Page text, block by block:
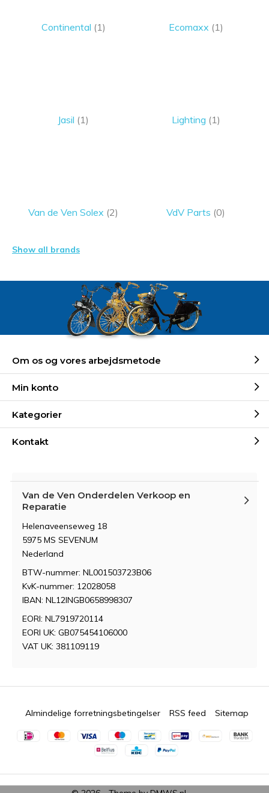
Continental (1) Ecomaxx (1)
Jasil (1) Lighting (1)
Van de Ven Solex (2) VdV Parts (0)
Show all brands
Om os og vores arbejdsmetode
Min konto
Kategorier
Kontakt
Van de Ven Onderdelen Verkoop en
Reparatie
Helenaveenseweg 18
5975 MS SEVENUM
Nederland
BTW-nummer: NL001503723B06
KvK-nummer: 12028058
IBAN: NL12INGB0658998307
EORI: NL7919720114
EORI UK: GB075454106000
VAT UK: 381109119
Almindelige forretningsbetingelser RSS feed Sitemap